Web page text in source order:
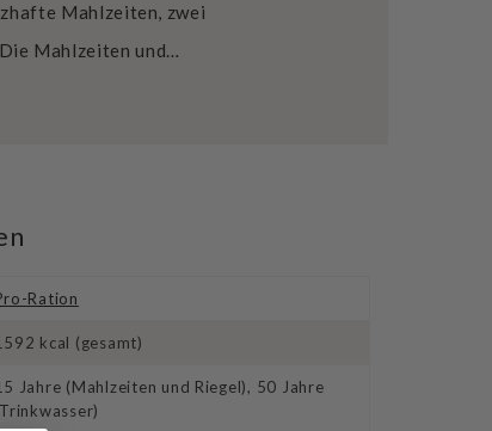
Mahlzeiten, zwei
Mahlzeiten und…
Ration
kcal (gesamt)
Jahre (Mahlzeiten und Riegel), 50 Jahre